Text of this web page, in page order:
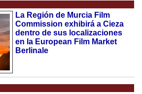
La Región de Murcia Film
Commission exhibirá a Cieza
dentro de sus localizaciones
en la European Film Market
Berlinale